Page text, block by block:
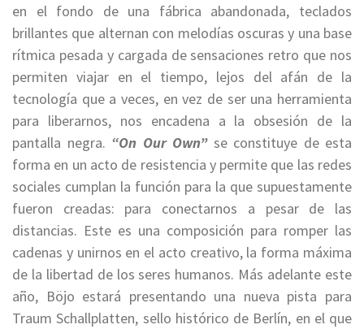
en el fondo de una fábrica abandonada, teclados
brillantes que alternan con melodías oscuras y una base
rítmica pesada y cargada de sensaciones retro que nos
permiten viajar en el tiempo, lejos del afán de la
tecnología que a veces, en vez de ser una herramienta
para liberarnos, nos encadena a la obsesión de la
pantalla negra. “On Our Own”se constituye de esta
forma en un acto de resistencia y permite que las redes
sociales cumplan la función para la que supuestamente
fueron creadas: para conectarnos a pesar de las
distancias. Este es una composición para romper las
cadenas y unirnos en el acto creativo, la forma máxima
de la libertad de los seres humanos. Más adelante este
año, Böjo estará presentando una nueva pista para
Traum Schallplatten, sello histórico de Berlín, en el que